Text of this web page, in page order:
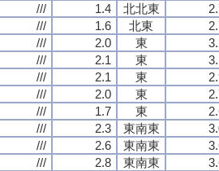
/// 1.4 北北東
/// 1.6 北東
/// 2.0 東
/// 2.1 東
/// 2.1 東
/// 2.0 東
/// 1.7 東
/// 2.3 東南東
/// 2.6 東南東
/// 2.8 東南東